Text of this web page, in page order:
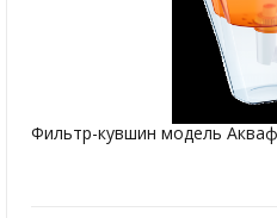
Фильтр-кувшин модель